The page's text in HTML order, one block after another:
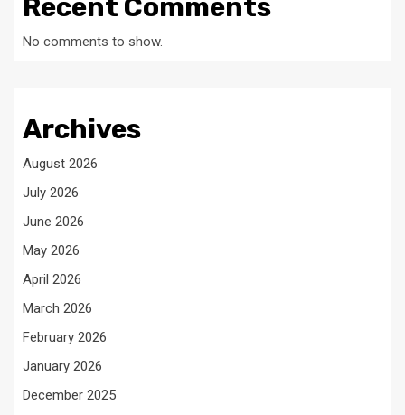
Recent Comments
No comments to show.
Archives
August 2026
July 2026
June 2026
May 2026
April 2026
March 2026
February 2026
January 2026
December 2025